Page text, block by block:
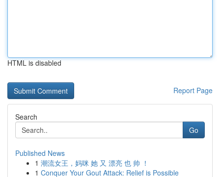
HTML is disabled
Report Page
Search
Go
Published News
1 潮流女王，妈咪 她 又 漂亮 也 帅 ！
1 Conquer Your Gout Attack: Relief is Possible